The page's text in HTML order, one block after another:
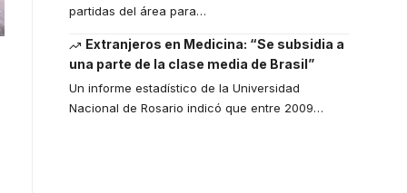
partidas del área para…
Extranjeros en Medicina: “Se subsidia a
una parte de la clase media de Brasil”
Un informe estadístico de la Universidad
Nacional de Rosario indicó que entre 2009…